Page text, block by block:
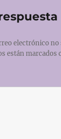
electrónico no
están marcados